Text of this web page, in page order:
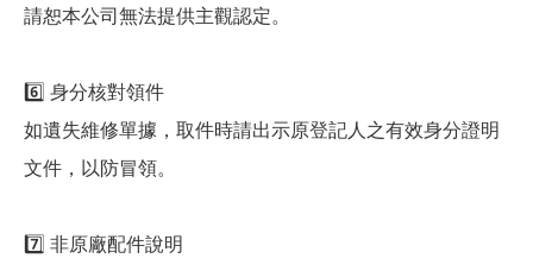
請恕本公司無法提供主觀認定。
6️⃣ 身分核對領件
如遺失維修單據，取件時請出示原登記人之有效身分證明
文件，以防冒領。
7️⃣ 非原廠配件說明